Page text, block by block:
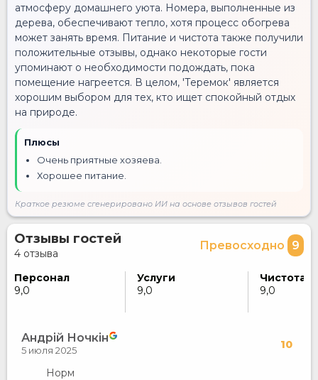
атмосферу домашнего уюта. Номера, выполненные из
дерева, обеспечивают тепло, хотя процесс обогрева
может занять время. Питание и чистота также получили
положительные отзывы, однако некоторые гости
упоминают о необходимости подождать, пока
помещение нагреется. В целом, 'Теремок' является
хорошим выбором для тех, кто ищет спокойный отдых
на природе.
Плюсы
Очень приятные хозяева.
Хорошее питание.
Краткое резюме сгенерировано ИИ на основе отзывов гостей
Отзывы гостей
4 отзыва
Превосходно 9
Персонал
9,0
Услуги
9,0
Чистота
9,0
Андрій Ночкін 10
5 июля 2025
Норм